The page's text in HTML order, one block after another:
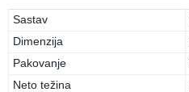
Sastav
Dimenzija
Pakovanje
Neto težina